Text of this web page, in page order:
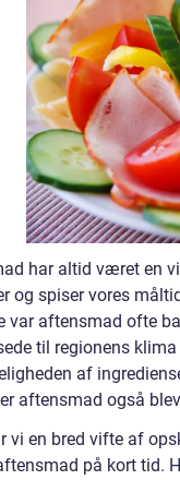
har altid været en
og spiser vores
var aftensmad ofte
til regionens
af
aftensmad også
vi en bred vifte af
på kort tid.